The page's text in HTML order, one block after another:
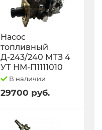
Насос
топливный
Д-243/240 МТЗ 4
УТ НМ-П1111010
В наличии
29700 руб.